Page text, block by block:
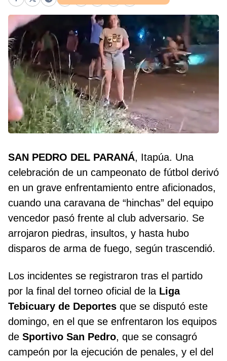
Facebook
X Telegram
WhatsApp
Pinterest
LinkedIn
PrintCopy link
SAN PEDRO DEL PARANÁ, Itapúa. Una
celebración de un campeonato de fútbol derivó
en un grave enfrentamiento entre aficionados,
cuando una caravana de “hinchas” del equipo
vencedor pasó frente al club adversario. Se
arrojaron piedras, insultos, y hasta hubo
disparos de arma de fuego, según trascendió.
Los incidentes se registraron tras el partido
por la final del torneo oficial de la Liga
Tebicuary de Deportes que se disputó este
domingo, en el que se enfrentaron los equipos
de Sportivo San Pedro, que se consagró
campeón por la ejecución de penales, y el del